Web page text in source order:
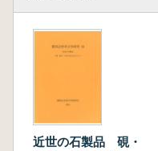
近世の石製品 硯・